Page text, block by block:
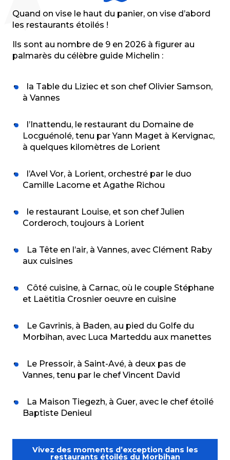
Quand on vise le haut du panier, on vise d’abord
les restaurants étoilés !
Ils sont au nombre de 9 en 2026 à figurer au
palmarès du célèbre guide Michelin :
la Table du Liziec et son chef Olivier Samson,
à Vannes
l’Inattendu, le restaurant du Domaine de
Locguénolé, tenu par Yann Maget à Kervignac,
à quelques kilomètres de Lorient
l’Avel Vor, à Lorient, orchestré par le duo
Camille Lacome et Agathe Richou
le restaurant Louise, et son chef Julien
Corderoch, toujours à Lorient
La Tête en l’air, à Vannes, avec Clément Raby
aux cuisines
Côté cuisine, à Carnac, où le couple Stéphane
et Laëtitia Crosnier oeuvre en cuisine
Le Gavrinis, à Baden, au pied du Golfe du
Morbihan, avec Luca Marteddu aux manettes
Le Pressoir, à Saint-Avé, à deux pas de
Vannes, tenu par le chef Vincent David
La Maison Tiegezh, à Guer, avec le chef étoilé
Baptiste Denieul
Vivez des moments d’exception dans les
restaurants étoilés du Morbihan